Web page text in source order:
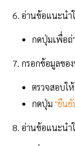
6. อ่านข้อแนะนำ
กดปุ่มเพื่อถ่
7. กรอกข้อมูลขอ
ตรวจสอบใ
กดปุ่ม "ยืนยั
8. อ่านข้อแนะนำ